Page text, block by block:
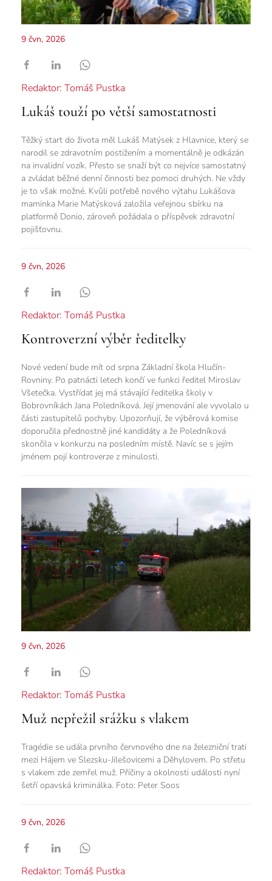
9 čvn, 2026
Redaktor: Tomáš Pustka
Lukáš touží po větší samostatnosti
Těžký start do života měl Lukáš Matýsek z Hlavnice, který se
narodil se zdravotním postižením a momentálně je odkázán
na invalidní vozík. Přesto se snaží být co nejvíce samostatný
a zvládat běžné denní činnosti bez pomoci druhých. Ne vždy
je to však možné. Kvůli potřebě nového výtahu Lukášova
maminka Marie Matýsková založila veřejnou sbírku na
platformě Donio, zároveň požádala o příspěvek zdravotní
pojišťovnu.
9 čvn, 2026
Redaktor: Tomáš Pustka
Kontroverzní výběr ředitelky
Nové vedení bude mít od srpna Základní škola Hlučín-
Rovniny. Po patnácti letech končí ve funkci ředitel Miroslav
Všetečka. Vystřídat jej má stávající ředitelka školy v
Bobrovníkách Jana Poledníková. Její jmenování ale vyvolalo u
části zastupitelů pochyby. Upozorňují, že výběrová komise
doporučila přednostně jiné kandidáty a že Poledníková
skončila v konkurzu na posledním místě. Navíc se s jejím
jménem pojí kontroverze z minulosti.
9 čvn, 2026
Redaktor: Tomáš Pustka
Muž nepřežil srážku s vlakem
Tragédie se udála prvního červnového dne na železniční trati
mezi Hájem ve Slezsku-Jilešovicemi a Děhylovem. Po střetu
s vlakem zde zemřel muž. Příčiny a okolnosti události nyní
šetří opavská kriminálka. Foto: Peter Soos
9 čvn, 2026
Redaktor: Tomáš Pustka